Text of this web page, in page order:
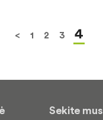
< 1 2 3 4
Sekite mus